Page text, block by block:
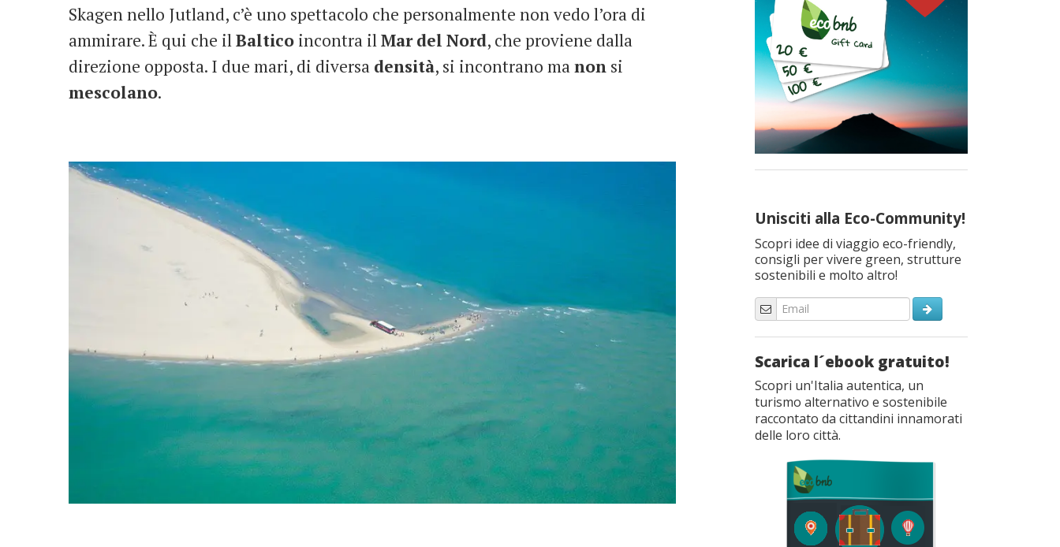
Skagen nello Jutland, c’è uno spettacolo che personalmente non vedo l’ora di
ammirare. È qui che ilBaltico incontra ilMar del Nord, che proviene dalla
direzione opposta. I due mari, di diversa densità, si incontrano manon si
mescolano.
Unisciti alla Eco-Community!
Scopri idee di viaggio eco-friendly,
consigli per vivere green, strutture
sostenibili e molto altro!
Scarica l´ebook gratuito!
Scopri un'Italia autentica, un
turismo alternativo e sostenibile
raccontato da cittandini innamorati
delle loro città.